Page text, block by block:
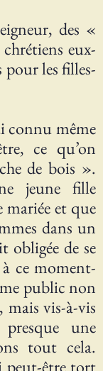
des «
eux-
pour les filles-
connu même
ce qu’on
de bois ».
jeune fille
et que
dans un
obligée de se
ce moment-
public non
mais vis-à-vis
une
tout cela.
peut-être tort